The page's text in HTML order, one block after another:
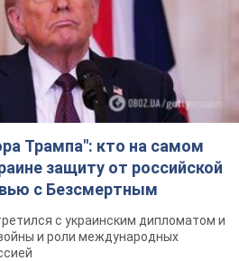
Трампа": кто на самом
защиту от российской
с Безсмертным
с украинским дипломатом и
и роли международных